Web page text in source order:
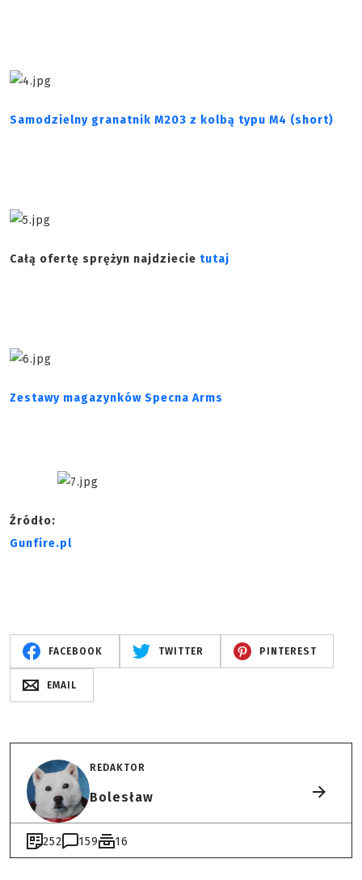
Samodzielny granatnik M203 z kolbą typu M4 (short)
Całą ofertę sprężyn najdziecie tutaj
Zestawy magazynków Specna Arms
Źródło:
Gunfire.pl
FACEBOOK TWITTER PINTEREST
EMAIL
REDAKTOR
Bolesław
252 159 16